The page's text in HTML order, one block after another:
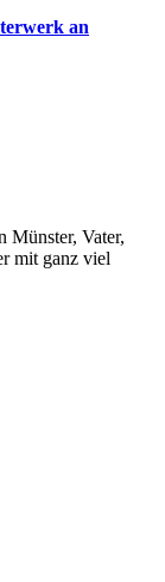
an
Münster, Vater,
mit ganz viel